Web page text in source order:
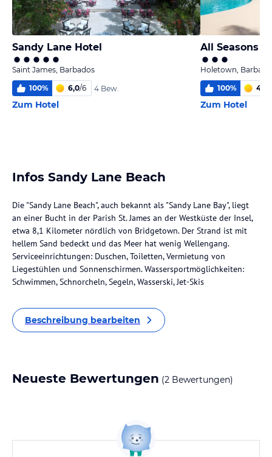
Sandy Lane Hotel
Saint James, Barbados
100% 6,0/6 4 Bew.
Zum Hotel
All Seasons
Holetown,
100% 4,2
Zum Hotel
Infos Sandy Lane Beach
Die "Sandy Lane Beach", auch bekannt als "Sandy Lane Bay", liegt
an einer Bucht in der Parish St. James an der Westküste der Insel,
etwa 8,1 Kilometer nördlich von Bridgetown. Der Strand ist mit
hellem Sand bedeckt und das Meer hat wenig Wellengang.
Serviceeinrichtungen: Duschen, Toiletten, Vermietung von
Liegestühlen und Sonnenschirmen. Wassersportmöglichkeiten:
Schwimmen, Schnorcheln, Segeln, Wasserski, Jet-Skis
Beschreibung bearbeiten
Neueste Bewertungen (2 Bewertungen)